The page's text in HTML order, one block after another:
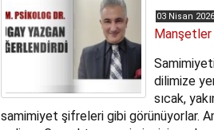
03 Nisan 2026
Manşetler
dilimize
sıcak,
samimiyet şifreleri gibi görünüyorlar.